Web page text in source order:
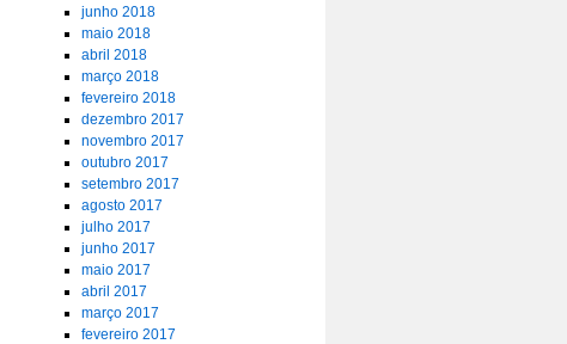
junho 2018
maio 2018
abril 2018
março 2018
fevereiro 2018
dezembro 2017
novembro 2017
outubro 2017
setembro 2017
agosto 2017
julho 2017
junho 2017
maio 2017
abril 2017
março 2017
fevereiro 2017